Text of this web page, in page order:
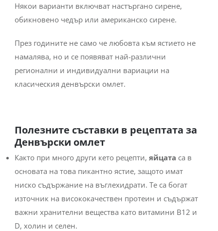
Някои варианти включват настъргано сирене,
обикновено чедър или американско сирене.
През годините не само че любовта към ястието не
намалява, но и се появяват най-различни
регионални и индивидуални вариации на
класическия денвърски омлет.
Полезните съставки в рецептата за
Денвърски омлет
Както при много други кето рецепти, яйцата са в
основата на това пикантно ястие, защото имат
ниско съдържание на въглехидрати. Те са богат
източник на висококачествен протеин и съдържат
важни хранителни вещества като витамини B12 и
D, холин и селен.